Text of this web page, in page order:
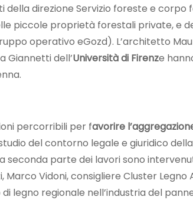
della direzione Servizio foreste e corpo
piccole proprietà forestali private, e
operativo eGozd). L’architetto
Giannetti dell’Università di Firenze
percorribili per favorire
del contorno legale e giuridico
seconda parte dei lavori sono
Vidoni, consigliere Cluster Legno
legno regionale nell’industria del